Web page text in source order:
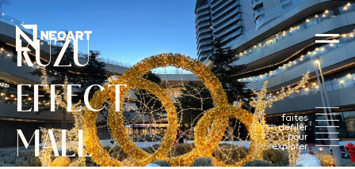
KUZU
EFFECT
MALL